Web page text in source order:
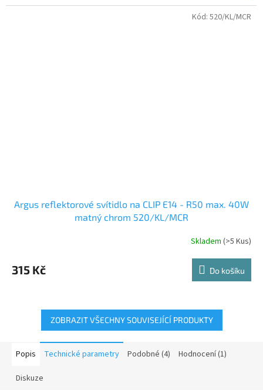
Argus reflektorové svítidlo na CLIP E14 - R50 max. 40W
matný chrom 520/KL/MCR
Skladem (>5 Kus)
315 Kč Do košíku
Kód: 520/KL/MCR
ZOBRAZIT VŠECHNY SOUVISEJÍCÍ PRODUKTY
Popis Technické parametry Podobné (4) Hodnocení (1)
Diskuze